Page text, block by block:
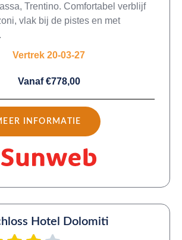
Trentino. Comfortabel verblijf
vlak bij de pistes en met
Vertrek 20-03-27
Vanaf €778,00
INFORMATIE
Hotel Dolomiti